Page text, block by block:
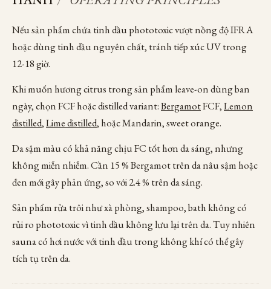
Nếu sản phẩm chứa tinh dầu phototoxic vượt nồng độ IFRA
hoặc dùng tinh dầu nguyên chất, tránh tiếp xúc UV trong
12-18 giờ.
Khi muốn hương citrus trong sản phẩm leave-on dùng ban
ngày, chọn FCF hoặc distilled variant:BergamotFCF,Lemon
distilled,Lime distilled, hoặc Mandarin, sweet orange.
Da sậm màu có khả năng chịu FC tốt hơn da sáng, nhưng
không miễn nhiễm. Cần 15 % Bergamot trên da nâu sậm hoặc
đen mới gây phản ứng, so với 2.4 % trên da sáng.
Sản phẩm rửa trôi như xà phòng, shampoo, bath không có
rủi ro phototoxic vì tinh dầu không lưu lại trên da. Tuy nhiên
sauna có hơi nước với tinh dầu trong không khí có thể gây
tích tụ trên da.